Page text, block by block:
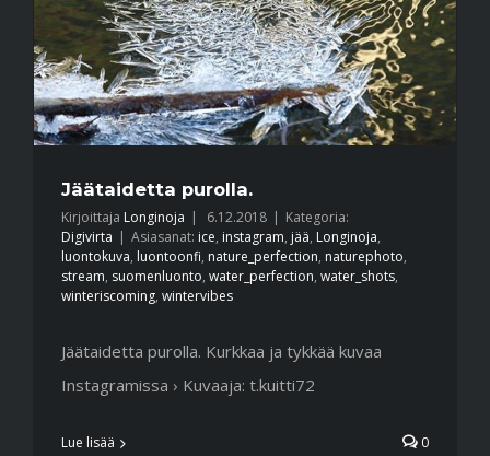
Jäätaidetta purolla.
Kirjoittaja Longinoja | 6.12.2018 | Kategoria:
Digivirta | Asiasanat: ice, instagram, jää, Longinoja,
luontokuva, luontoonfi, nature_perfection, naturephoto,
stream, suomenluonto, water_perfection, water_shots,
winteriscoming, wintervibes
Jäätaidetta purolla. Kurkkaa ja tykkää kuvaa
Instagramissa › Kuvaaja: t.kuitti72
Lue lisää 0